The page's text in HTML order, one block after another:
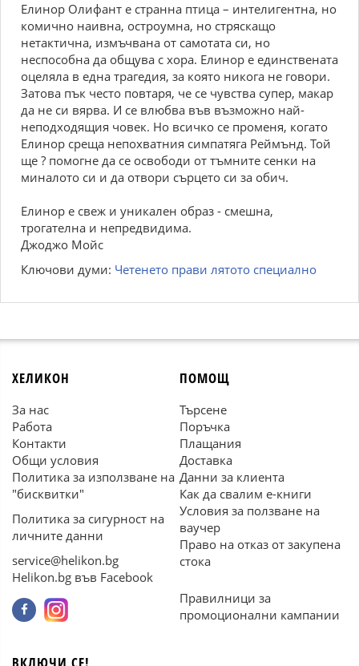
Елинор Олифант е странна птица – интелигентна, но
комично наивна, остроумна, но стряскащо
нетактична, измъчвана от самотата си, но
неспособна да общува с хора. Елинор е единствената
оцеляла в една трагедия, за която никога не говори.
Затова пък често повтаря, че се чувства супер, макар
да не си вярва. И се влюбва във възможно най-
неподходящия човек. Но всичко се променя, когато
Елинор среща непохватния симпатяга Реймънд. Той
ще ? помогне да се освободи от тъмните сенки на
миналото си и да отвори сърцето си за обич.
Елинор е свеж и уникален образ - смешна,
трогателна и непредвидима.
Джоджо Мойс
Ключови думи: Четенето прави лятото специално
ХЕЛИКОН
За нас
Работа
Контакти
Общи условия
Политика за използване на
"бисквитки"
Политика за сигурност на
личните данни
service@helikon.bg
Helikon.bg във Facebook
ПОМОЩ
Търсене
Поръчка
Плащания
Доставка
Данни за клиента
Как да свалим е-книги
Условия за ползване на
ваучер
Право на отказ от закупена
стока
Правилници за
промоционални кампании